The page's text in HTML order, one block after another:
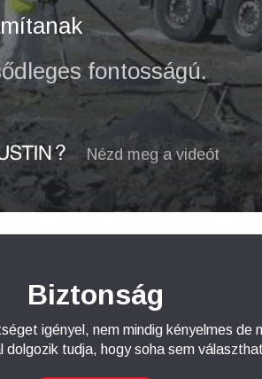
fontosságú.
Nézd meg a videót
Biztonság
igényel, nem mindig kényelmes de
dolgozik tudja, hogy soha sem